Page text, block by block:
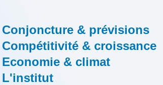
Conjoncture & prévisions
Compétitivité & croissance
Economie & climat
L'institut